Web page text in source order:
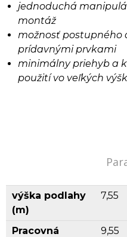
jednoduchá
montáž
možnosť postupného
prídavnými prvkami
minimálny priehyb a
použití vo veľkých
výška podlahy
(m)
7,55
Pracovná
9,55